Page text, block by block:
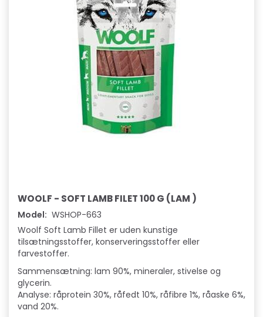
WOOLF - SOFT LAMB FILET 100 G (LAM )
Model: WSHOP-663
Woolf Soft Lamb Fillet er uden kunstige
tilsætningsstoffer, konserveringsstoffer eller
farvestoffer.
Sammensætning: lam 90%, mineraler, stivelse og
glycerin.
Analyse: råprotein 30%, råfedt 10%, råfibre 1%, råaske 6%,
vand 20%.